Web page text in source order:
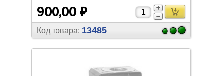
900,00 ₽
Код товара: 13485